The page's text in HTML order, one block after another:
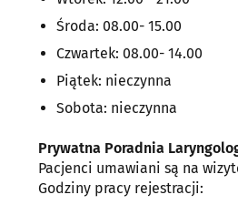
Środa: 08.00- 15.00
Czwartek: 08.00- 14.00
Piątek: nieczynna
Sobota: nieczynna
Prywatna Poradnia
Pacjenci umawiani są na
Godziny pracy rejestracji: